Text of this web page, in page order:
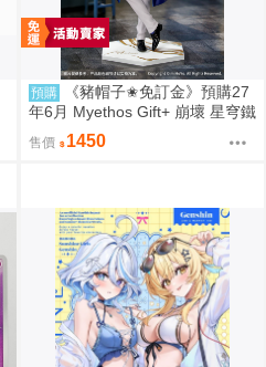
預購
《豬帽子✬免訂金》預購27
年6月 Myethos Gift+ 崩壞 星穹鐵
道 白厄 列車環遊記Ver 1/8 1011
售價 1450